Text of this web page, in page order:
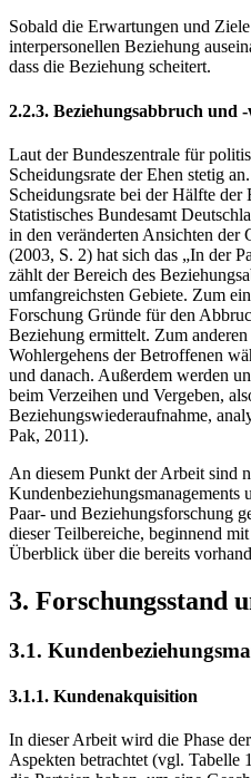
Sobald die Erwartungen und
interpersonellen Beziehung
dass die Beziehung scheitert.
2.2.3. Beziehungsabbruch und
Laut der Bundeszentrale für
Scheidungsrate der Ehen stetig
Scheidungsrate bei der Hälfte der
Statistisches Bundesamt
in den veränderten Ansichten der
(2003, S. 2) hat sich das „In der
zählt der Bereich des
umfangreichsten Gebiete. Zum
Forschung Gründe für den
Beziehung ermittelt. Zum
Wohlergehens der Betroffenen
und danach. Außerdem werden
beim Verzeihen und Vergeben,
Beziehungswiederaufnahme,
Pak, 2011).
An diesem Punkt der Arbeit sind
Kundenbeziehungsmanagements
Paar- und Beziehungsforschung
dieser Teilbereiche, beginnend
Überblick über die bereits
3. Forschungsstand
3.1.
3.1.1. Kundenakquisition
In dieser Arbeit wird die Phase
Aspekten betrachtet (vgl. Tabelle